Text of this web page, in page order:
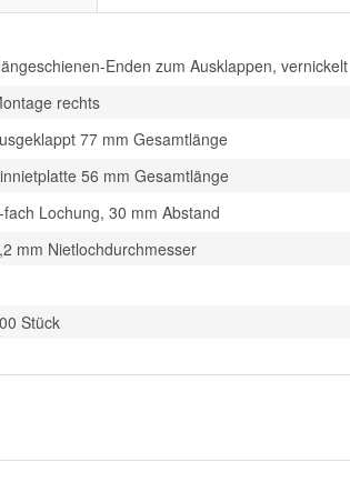
Enden zum Ausklappen, vernickelt
rechts
77 mm Gesamtlänge
56 mm Gesamtlänge
fach Lochung, 30 mm Abstand
mm Nietlochdurchmesser
Stück